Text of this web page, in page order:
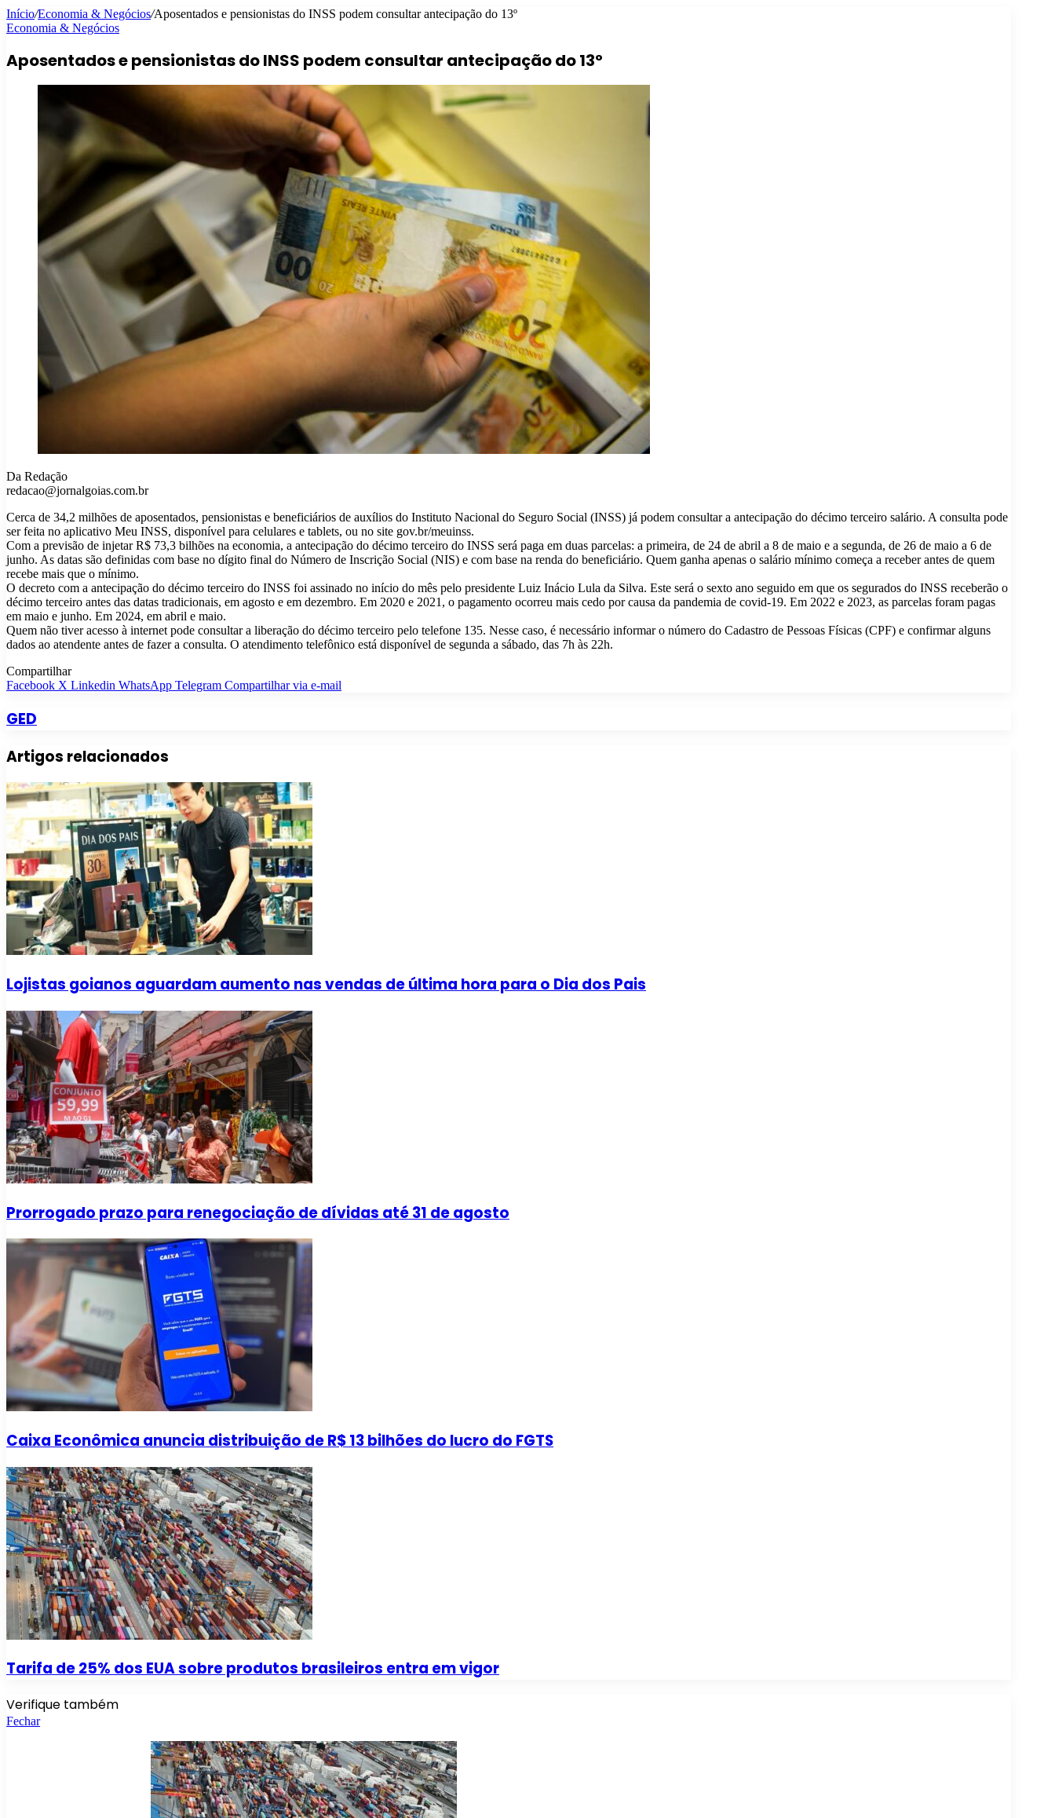
Início/Economia & Negócios/Aposentados e pensionistas do INSS podem consultar antecipação do 13º
Economia & Negócios
Aposentados e pensionistas do INSS podem consultar antecipação do 13º
Da Redação
redacao@jornalgoias.com.br
Cerca de 34,2 milhões de aposentados, pensionistas e beneficiários de auxílios do Instituto Nacional do Seguro Social (INSS) já podem consultar a antecipação do décimo terceiro salário. A consulta pode
ser feita no aplicativo Meu INSS, disponível para celulares e tablets, ou no site gov.br/meuinss.
Com a previsão de injetar R$ 73,3 bilhões na economia, a antecipação do décimo terceiro do INSS será paga em duas parcelas: a primeira, de 24 de abril a 8 de maio e a segunda, de 26 de maio a 6 de
junho. As datas são definidas com base no dígito final do Número de Inscrição Social (NIS) e com base na renda do beneficiário. Quem ganha apenas o salário mínimo começa a receber antes de quem
recebe mais que o mínimo.
O decreto com a antecipação do décimo terceiro do INSS foi assinado no início do mês pelo presidente Luiz Inácio Lula da Silva. Este será o sexto ano seguido em que os segurados do INSS receberão o
décimo terceiro antes das datas tradicionais, em agosto e em dezembro. Em 2020 e 2021, o pagamento ocorreu mais cedo por causa da pandemia de covid-19. Em 2022 e 2023, as parcelas foram pagas
em maio e junho. Em 2024, em abril e maio.
Quem não tiver acesso à internet pode consultar a liberação do décimo terceiro pelo telefone 135. Nesse caso, é necessário informar o número do Cadastro de Pessoas Físicas (CPF) e confirmar alguns
dados ao atendente antes de fazer a consulta. O atendimento telefônico está disponível de segunda a sábado, das 7h às 22h.
Compartilhar
Facebook X Linkedin WhatsApp Telegram Compartilhar via e-mail
GED
Artigos relacionados
Lojistas goianos aguardam aumento nas vendas de última hora para o Dia dos Pais
Prorrogado prazo para renegociação de dívidas até 31 de agosto
Caixa Econômica anuncia distribuição de R$ 13 bilhões do lucro do FGTS
Tarifa de 25% dos EUA sobre produtos brasileiros entra em vigor
Verifique também
Fechar